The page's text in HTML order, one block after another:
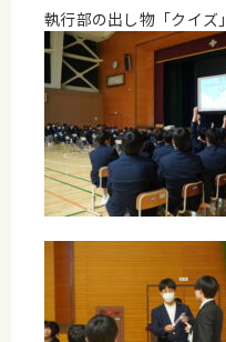
執行部の出し物「クイズ